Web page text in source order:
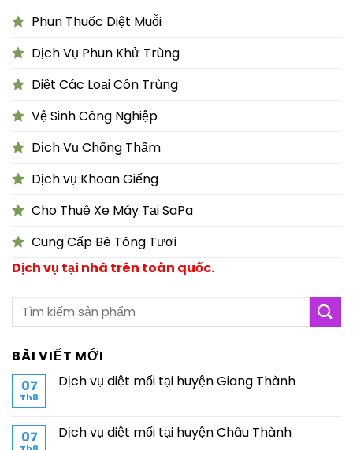
Phun Thuốc Diệt Muỗi
Dịch Vụ Phun Khử Trùng
Diệt Các Loại Côn Trùng
Vệ Sinh Công Nghiệp
Dịch Vụ Chống Thấm
Dịch vụ Khoan Giếng
Cho Thuê Xe Máy Tại SaPa
Cung Cấp Bê Tông Tươi
Dịch vụ tại nhà trên toàn quốc.
BÀI VIẾT MỚI
07
Th8
Dịch vụ diệt mối tại huyện Giang Thành
07 Dịch vụ diệt mối tại huyện Châu Thành